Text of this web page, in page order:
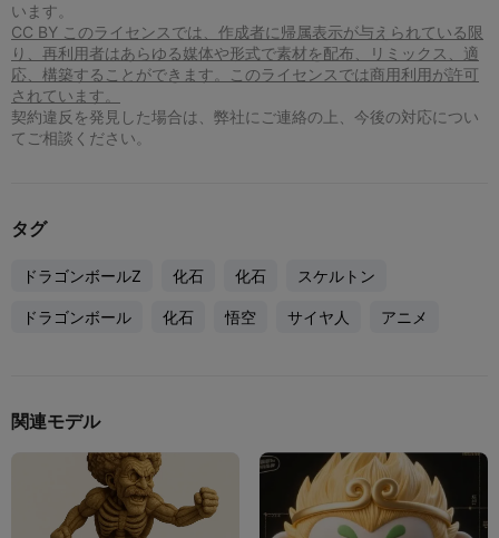
います。
CC BY このライセンスでは、作成者に帰属表示が与えられている限
り、再利用者はあらゆる媒体や形式で素材を配布、リミックス、適
応、構築することができます。このライセンスでは商用利用が許可
されています。
契約違反を発見した場合は、弊社にご連絡の上、今後の対応につい
てご相談ください。
タグ
ドラゴンボールZ 化石 化石 スケルトン
ドラゴンボール 化石 悟空 サイヤ人 アニメ
関連モデル